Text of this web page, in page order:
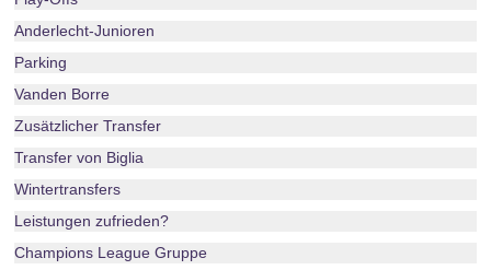
Anderlecht-Junioren
Parking
Vanden Borre
Zusätzlicher Transfer
Transfer von Biglia
Wintertransfers
Leistungen zufrieden?
Champions League Gruppe